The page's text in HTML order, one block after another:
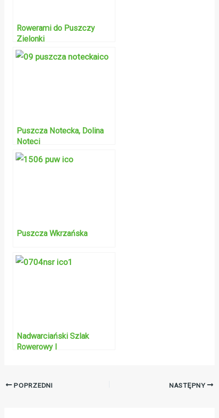
Rowerami do Puszczy
Zielonki
Puszcza Notecka, Dolina
Noteci
Puszcza Wkrzańska
Nadwarciański Szlak
Rowerowy I
POPRZEDNI NASTĘPNY